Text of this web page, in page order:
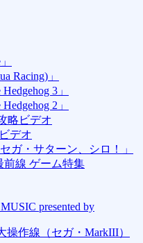
Racing)」
3」
2」
略ビデオ
デオ
ガ・サターン、シロ！」
前線 ゲーム特集
presented by
作線（セガ・MarkIII）